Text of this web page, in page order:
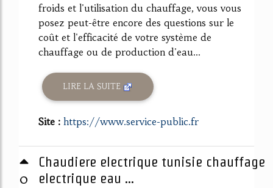
froids et l'utilisation du chauffage, vous vous
posez peut-être encore des questions sur le
coût et l'efficacité de votre système de
chauffage ou de production d'eau...
LIRE LA SUITE
Site : https://www.service-public.fr
0
Chaudiere electrique tunisie chauffage
electrique eau ...